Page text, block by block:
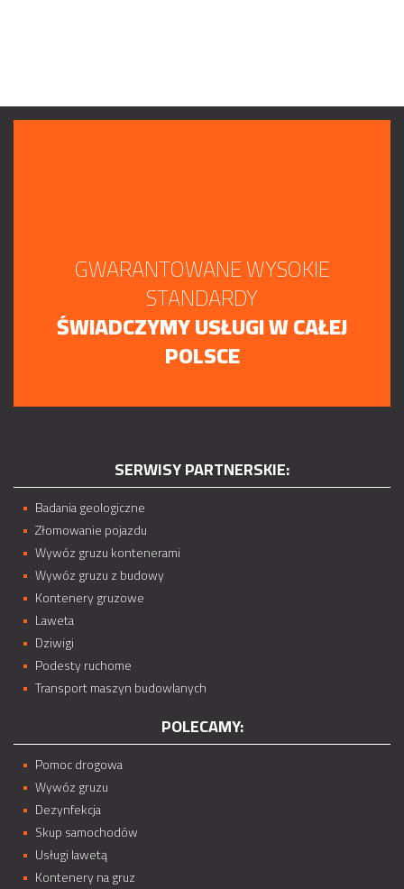
GWARANTOWANE WYSOKIE
STANDARDY
ŚWIADCZYMY USŁUGI W CAŁEJ
POLSCE
SERWISY PARTNERSKIE:
Badania geologiczne
Złomowanie pojazdu
Wywóz gruzu kontenerami
Wywóz gruzu z budowy
Kontenery gruzowe
Laweta
Dziwigi
Podesty ruchome
Transport maszyn budowlanych
POLECAMY:
Pomoc drogowa
Wywóz gruzu
Dezynfekcja
Skup samochodów
Usługi lawetą
Kontenery na gruz